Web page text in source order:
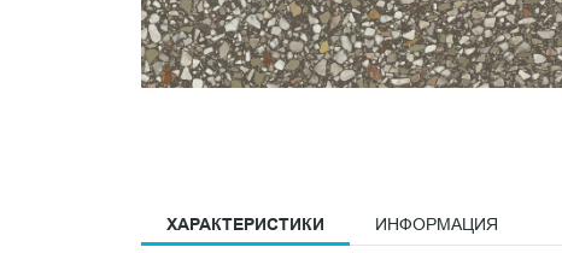
ХАРАКТЕРИСТИКИ ИНФОРМАЦИЯ